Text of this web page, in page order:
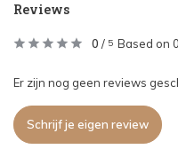
Reviews
0 / 5 Based on
Er zijn nog geen reviews
Schrijf je eigen review